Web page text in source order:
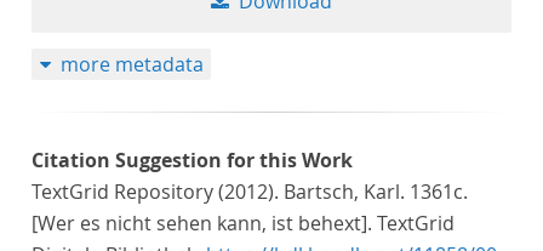
more metadata
Citation Suggestion for this Work
TextGrid Repository (2012). Bartsch, Karl. 1361c.
[Wer es nicht sehen kann, ist behext]. TextGrid